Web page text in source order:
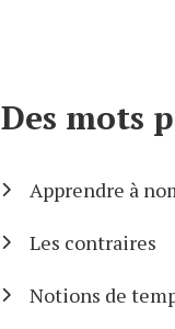
Des mots
Apprendre à
Les contraires
Notions de